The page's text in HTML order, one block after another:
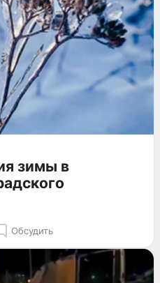
зимы в
Обсудить